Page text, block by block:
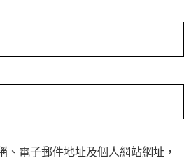
、電子郵件地址及個人網站網址，